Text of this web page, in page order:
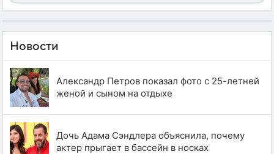
Новости
Александр Петров показал фото с 25-летней
женой и сыном на отдыхе
Дочь Адама Сэндлера объяснила, почему
актер прыгает в бассейн в носках